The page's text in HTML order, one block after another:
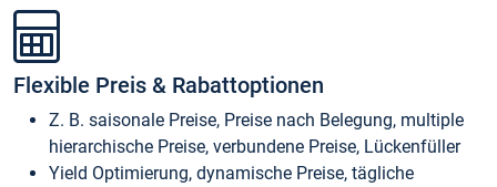
Flexible Preis & Rabattoptionen
Z. B. saisonale Preise, Preise nach Belegung, multiple
hierarchische Preise, verbundene Preise, Lückenfüller
Yield Optimierung, dynamische Preise, tägliche